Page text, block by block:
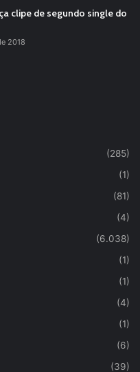
clipe de segundo single do
2018
(285)
(1)
(81)
(4)
(6.038)
(1)
(1)
(4)
(1)
(6)
(39)